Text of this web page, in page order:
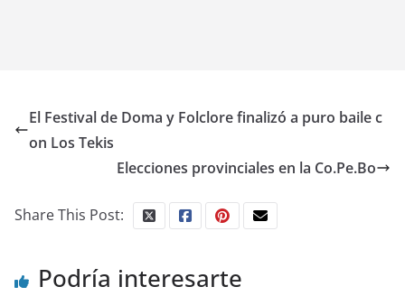
El Festival de Doma y Folclore finalizó a puro baile c
on Los Tekis
Elecciones provinciales en la Co.Pe.Bo
Share This Post:
Podría interesarte